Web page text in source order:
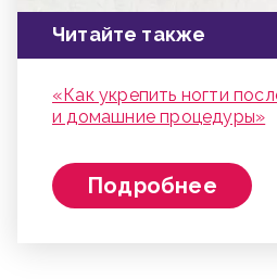
Читайте также
«Как укрепить ногти
и домашние процедуры»
Подробнее